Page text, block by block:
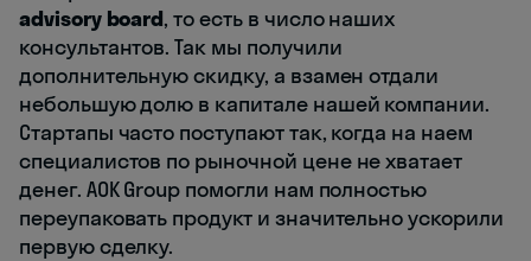
advisory board, то есть в число наших
консультантов. Так мы получили
дополнительную скидку, а взамен отдали
небольшую долю в капитале нашей компании.
Стартапы часто поступают так, когда на наем
специалистов по рыночной цене не хватает
денег. AOK Group помогли нам полностью
переупаковать продукт и значительно ускорили
первую сделку.